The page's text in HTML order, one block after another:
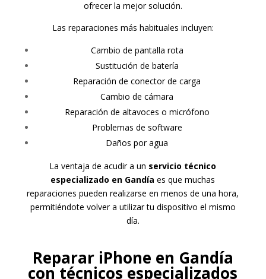
ofrecer la mejor solución.
Las reparaciones más habituales incluyen:
Cambio de pantalla rota
Sustitución de batería
Reparación de conector de carga
Cambio de cámara
Reparación de altavoces o micrófono
Problemas de software
Daños por agua
La ventaja de acudir a un servicio técnico
especializado en Gandía es que muchas
reparaciones pueden realizarse en menos de una hora,
permitiéndote volver a utilizar tu dispositivo el mismo
día.
Reparar iPhone en Gandía
con técnicos especializados